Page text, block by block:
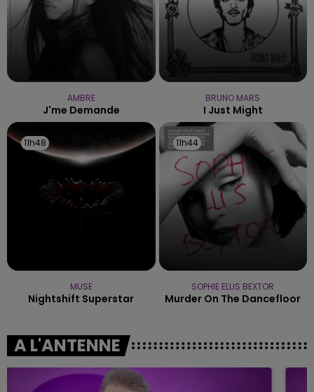
AMBRE
J'me Demande
BRUNO MARS
I Just Might
11h48
11h48
MUSE
Nightshift Superstar
11h44
11h44
SOPHIE ELLIS BEXTOR
Murder On The Dancefloor
A L'ANTENNE